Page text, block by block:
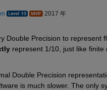
2017 年
Double Precision to represent
represent 1/10, just like finite
Double Precision
is much slower. The only